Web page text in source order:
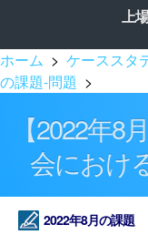
上
ホーム > ケーススタ
の課題-問題 >
【2022年
会におけ
2022年8月の課題